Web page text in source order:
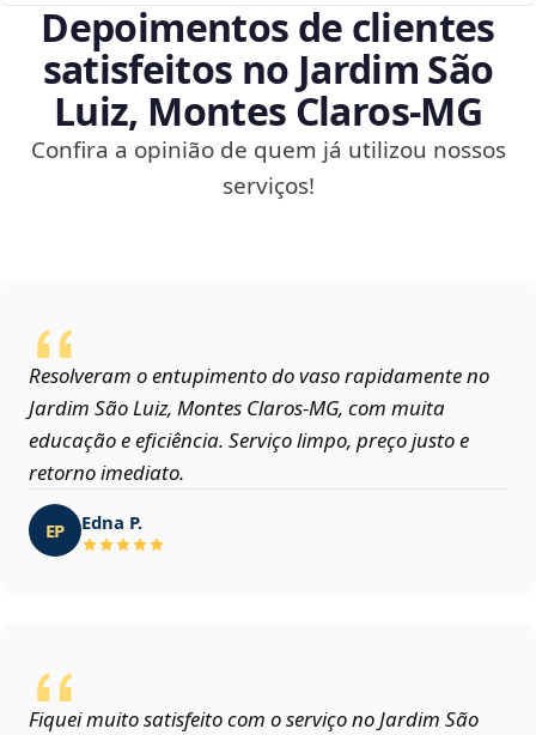
Depoimentos de clientes
satisfeitos no Jardim São
Luiz, Montes Claros‑MG
Confira a opinião de quem já utilizou nossos
serviços!
Resolveram o entupimento do vaso rapidamente no
Jardim São Luiz, Montes Claros‑MG, com muita
educação e eficiência. Serviço limpo, preço justo e
retorno imediato.
EP Edna P.
Fiquei muito satisfeito com o serviço no Jardim São